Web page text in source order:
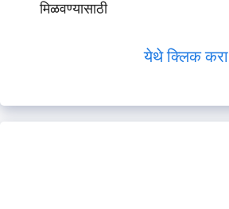
मिळवण्यासाठी
येथे क्लिक करा